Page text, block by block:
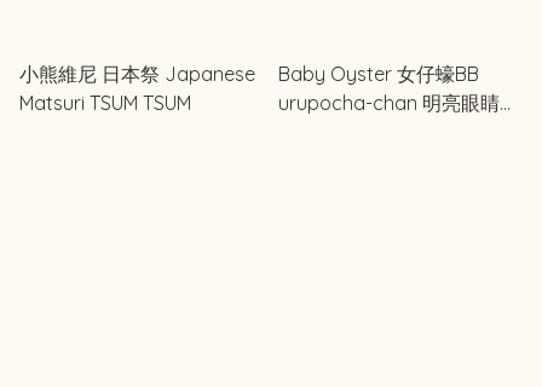
小熊維尼 日本祭 Japanese
Matsuri TSUM TSUM
Baby Oyster 女仔蠔BB
urupocha-chan 明亮眼睛